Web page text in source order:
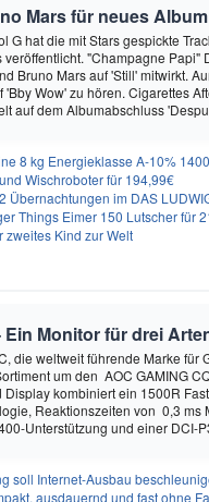
Mars für neues
G hat die mit Stars gespickte
"Champagne Papi"
Bruno Mars auf 'Still' mitwirkt.
'Bby Wow' zu hören. Cigarettes
auf dem Albumabschluss
8 kg Energieklasse A-10%
Wischroboter für 194,99€
im DAS LUDWIG
Things Eimer 150 Lutscher für
zweites Kind zur Welt
Ein Monitor für drei
die weltweit führende Marke für
um den AOC GAMING
Display kombiniert ein 1500R
Reaktionszeiten von 0,3
Unterstützung und einer DCI-
soll Internet-Ausbau
ausdauernd und fast ohne